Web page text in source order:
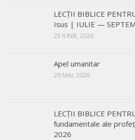
LECŢII BIBLICE
Isus | IULIE —
25 IUNIE, 2026
Apel umanitar
29 MAI, 2026
LECŢII BIBLICE
fundamentale ale
2026